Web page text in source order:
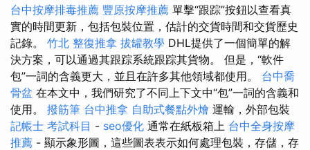
台中按摩排毒推薦 豐原按摩推薦 單擊“跟踪”按鈕以查看真
實的時間更新，包括包裝位置，估計的交貨時間和交貨歷史
記錄。 竹北 整復推拿 拔罐教學 DHL提供了一個簡單的解
決方案，可以通過其跟踪系統跟踪其貨物。 但是，“軟件
包”一詞的含義更大，並且在許多其他領域都使用。 台中喬
骨盆 在本文中，我們研究了不同上下文中“包”一詞的含義和
使用。 撥筋筆 台中推拿 自助式餐點外燴 運輸，外部包裝
記帳士 考試科目 - seo優化 通常在紙板箱上 台中全身按摩
推薦 - 顯示象形圖，這些圖表表示如何處理包裝，存儲，存